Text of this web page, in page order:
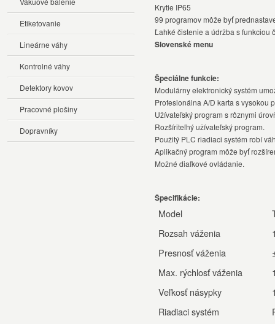
Etiketovanie
Lineárne váhy
Kontrolné váhy
Detektory kovov
Pracovné plošiny
Dopravníky
Krytie IP65
99 programov môže byť
Ľahké čistenie a údržba s funkciou
Slovenské menu
Špeciálne funkcie:
Modulárny elektronický systém
Profesionálna A/D karta s vysokou
Užívateľský program s rôznymi
Rozšíriteľný užívateľský program.
Použitý PLC riadiaci systém robí
Aplikačný program môže byť
Možné diaľkové ovládanie.
Špecifikácie:
Model
Rozsah váženia
Presnosť váženia
Max. rýchlosť váženia
Veľkosť násypky
Riadiaci systém